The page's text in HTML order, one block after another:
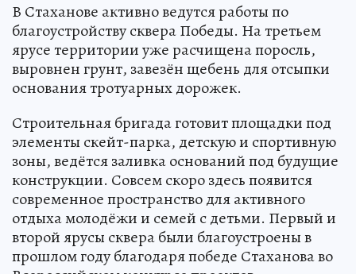
В Стаханове активно ведутся работы по
благоустройству сквера Победы. На третьем
ярусе территории уже расчищена поросль,
выровнен грунт, завезён щебень для отсыпки
основания тротуарных дорожек.
Строительная бригада готовит площадки под
элементы скейт-парка, детскую и спортивную
зоны, ведётся заливка оснований под будущие
конструкции. Совсем скоро здесь появится
современное пространство для активного
отдыха молодёжи и семей с детьми. Первый и
второй ярусы сквера были благоустроены в
прошлом году благодаря победе Стаханова во